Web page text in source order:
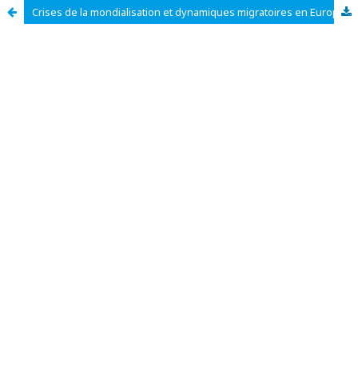
Crises de la mondialisation et dynamiques migratoires en Europe : une analyse géographique des déterminants (2010–2026)